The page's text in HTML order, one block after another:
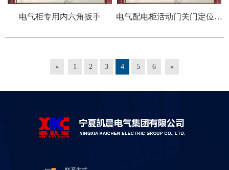
电气柜专用内六角扳手 电气配电柜活动门关门定位装
置
« 1 2 3 4 5 6 »